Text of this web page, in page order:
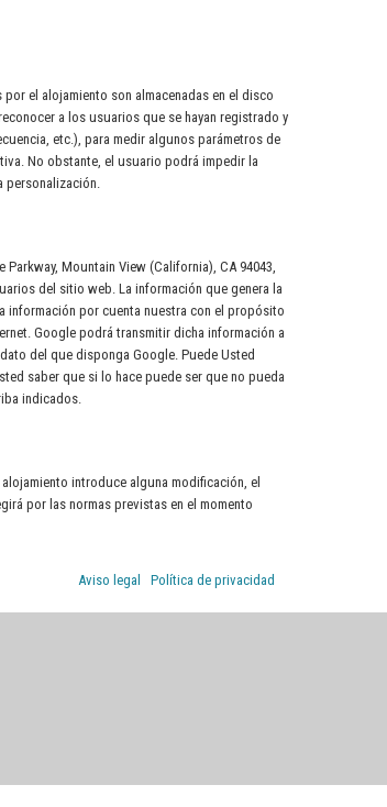
el alojamiento son almacenadas en el disco
a los usuarios que se hayan registrado y
etc.), para medir algunos parámetros de
No obstante, el usuario podrá impedir la
personalización.
Mountain View (California), CA 94043,
del sitio web. La información que genera la
información por cuenta nuestra con el propósito
Google podrá transmitir dicha información a
del que disponga Google. Puede Usted
saber que si lo hace puede ser que no pueda
indicados.
introduce alguna modificación, el
por las normas previstas en el momento
Aviso legal Política de privacidad